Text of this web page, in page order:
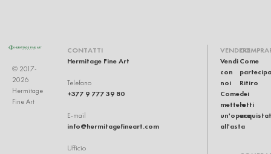
© 2017-
2026
Hermitage
Fine Art
CONTATTI
Hermitage Fine Art
Telefono
+377 9 777 39 80
E-mail
info@hermitagefineart.com
Ufficio
VENDERE
Vendi
con
noi
Come
mettere
un'opera
all'asta
Come
Ritiro
dei
lotti